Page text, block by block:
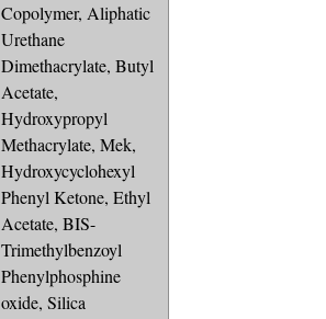
Copolymer, Aliphatic
Urethane
Dimethacrylate, Butyl
Acetate,
Hydroxypropyl
Methacrylate, Mek,
Hydroxycyclohexyl
Phenyl Ketone, Ethyl
Acetate, BIS-
Trimethylbenzoyl
Phenylphosphine
oxide, Silica